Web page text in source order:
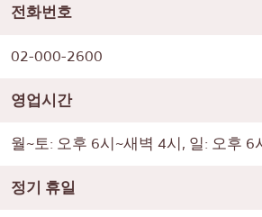
전화번호
02-000-2600
영업시간
월~토: 오후 6시~새벽 4시, 일: 오후 6
정기 휴일